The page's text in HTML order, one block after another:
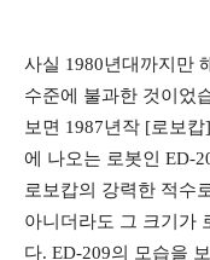
사실 1980년대까지만
수준에 불과한 것이었
보면 1987년작 [로보
에 나오는 로봇인 ED-
로보캅의 강력한 적수
아니더라도 그 크기가
다. ED-209의 모습을